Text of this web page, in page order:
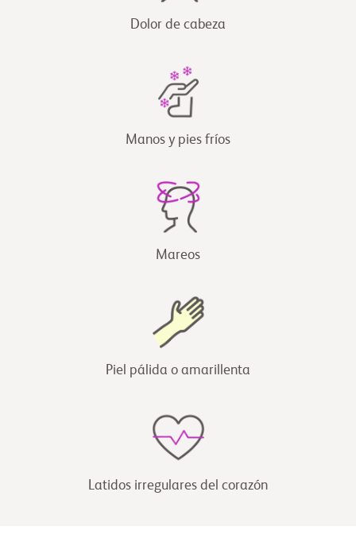
Dolor de cabeza
Manos y pies fríos
Mareos
Piel pálida o amarillenta
Latidos irregulares del corazón